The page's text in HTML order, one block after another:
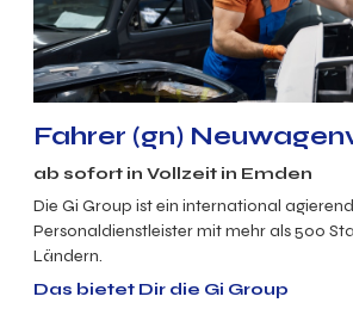
Fahrer (gn)
ab sofort in Vollzeit in Emden
Die Gi Group ist ein international
Personaldienstleister mit mehr als 500
Ländern.
Das bietet Dir die Gi Group